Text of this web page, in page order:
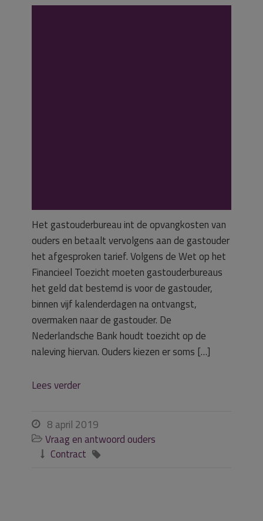
Het gastouderbureau int de opvangkosten van
ouders en betaalt vervolgens aan de gastouder
het afgesproken tarief. Volgens de Wet op het
Financieel Toezicht moeten gastouderbureaus
het geld dat bestemd is voor de gastouder,
binnen vijf kalenderdagen na ontvangst,
overmaken naar de gastouder. De
Nederlandsche Bank houdt toezicht op de
naleving hiervan. Ouders kiezen er soms […]
Lees verder
 8 april 2019
 Vraag en antwoord ouders
 Contract 